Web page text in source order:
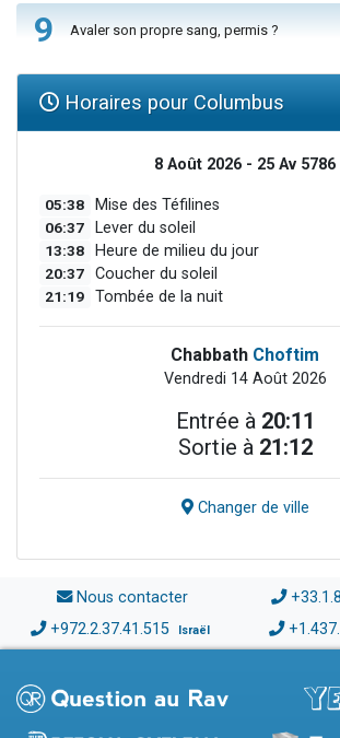
9 Avaler son propre sang, permis ?
Horaires pour Columbus
8 Août 2026 - 25 Av 5786
05:38 Mise des Téfilines
06:37 Lever du soleil
13:38 Heure de milieu du jour
20:37 Coucher du soleil
21:19 Tombée de la nuit
Chabbath Choftim
Vendredi 14 Août 2026
Entrée à 20:11
Sortie à 21:12
Changer de ville
Nous contacter
+972.2.37.41.515 Israël